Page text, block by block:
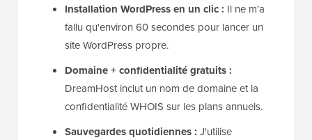
Installation WordPress en un clic : Il ne m'a
fallu qu'environ 60 secondes pour lancer un
site WordPress propre.
Domaine + confidentialité gratuits :
DreamHost inclut un nom de domaine et la
confidentialité WHOIS sur les plans annuels.
Sauvegardes quotidiennes : J'utilise